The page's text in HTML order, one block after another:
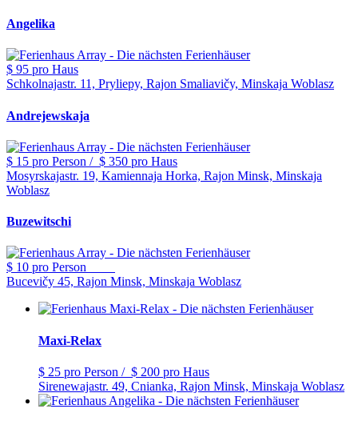
Angelika
$ 95 pro Haus
Schkolnajastr. 11, Pryliepy, Rajon Smaliavičy, Minskaja Woblasz
Andrejewskaja
$ 15 pro Person / $ 350 pro Haus
Mosyrskajastr. 19, Kamiennaja Horka, Rajon Minsk, Minskaja
Woblasz
Buzewitschi
$ 10 pro Person
Bucevičy 45, Rajon Minsk, Minskaja Woblasz
Maxi-Relax
$ 25 pro Person / $ 200 pro Haus
Sirenewajastr. 49, Cnianka, Rajon Minsk, Minskaja Woblasz